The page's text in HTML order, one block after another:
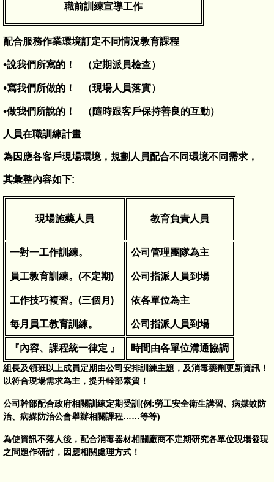
職前訓練宣導工作
配合服務作業環境訂定不同情況教育課程
•說我們所寫的！ （定期派員檢查）
•寫我們所做的！ （現場人員落實）
•做我們所說的！ （隨時跟客戶保持善良的互動）
人員在職訓練計畫
為因應各客戶現場環境，規劃人員配合不同環境不同需求，
其彙整內容如下:
現場施藥人員 教育負責人員
一對一工作訓練。
員工教育訓練。(不定期)
工作技巧複習。(三個月)
每月員工教育訓練。
公司管理團隊為主
公司指派人員到場
依各單位為主
公司指派人員到場
『內容、課程統一律定 』 時間由各單位溝通協調
組長及領班以上成員定期由公司安排訓練主題，及消毒藥劑更新資訊！
以符合現場需求為主，提升幹部素質！
公司幹部配合政府相關訓練定期受訓(例:勞工安全衛生講習、病媒蚊防
治、病媒防治公會舉辦相關課程……等等)
為使資訊不落人後，配合消毒器材相關廠商不定期研究各單位現場發現
之問題作研討，因應相關處理方式！